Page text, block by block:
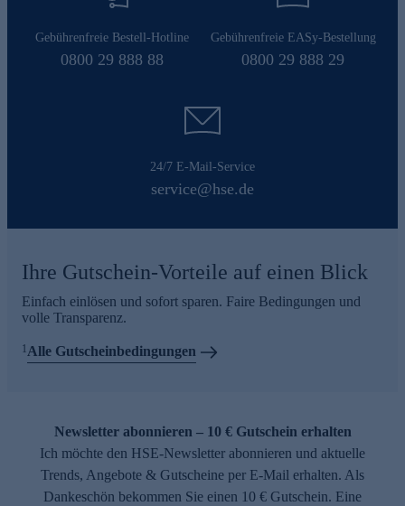
Gebührenfreie Bestell-Hotline
0800 29 888 88
Gebührenfreie EASy-Bestellung
0800 29 888 29
24/7 E-Mail-Service
service@hse.de
Ihre Gutschein-Vorteile auf einen Blick
Einfach einlösen und sofort sparen. Faire Bedingungen und
volle Transparenz.
1 Alle Gutscheinbedingungen
Newsletter abonnieren – 10 € Gutschein erhalten
Ich möchte den HSE-Newsletter abonnieren und aktuelle
Trends, Angebote & Gutscheine per E-Mail erhalten. Als
Dankeschön bekommen Sie einen 10 € Gutschein. Eine